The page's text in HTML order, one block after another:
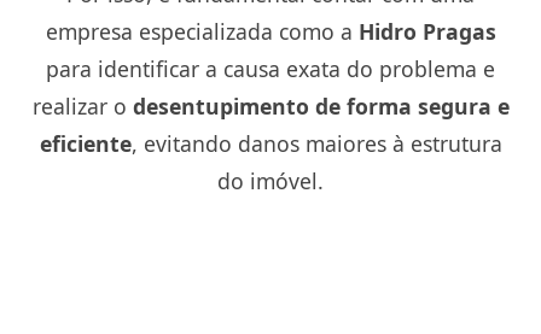
empresa especializada como a Hidro Pragas
para identificar a causa exata do problema e
realizar o desentupimento de forma segura e
eficiente, evitando danos maiores à estrutura
do imóvel.